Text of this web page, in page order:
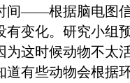
间——根据脑电图
变化。研究小组
这时候动物不太
道有些动物会根据